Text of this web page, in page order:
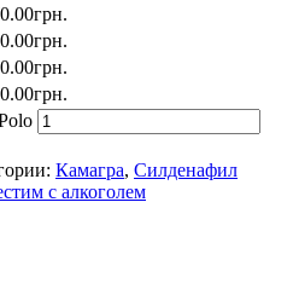
грн.
грн.
грн.
грн.
Камагра, Силденафил
с алкоголем